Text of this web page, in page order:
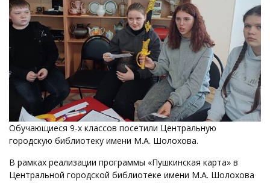
Обучающиеся 9-х классов посетили Центральную
городскую библиотеку имени М.А. Шолохова.
В рамках реализации программы «Пушкинская карта» в
Центральной городской библиотеке имени М.А. Шолохова